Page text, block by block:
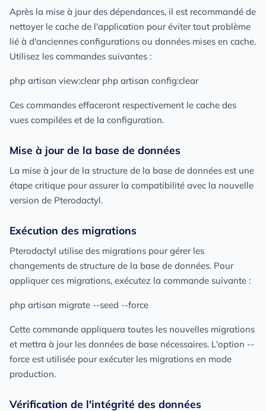
Après la mise à jour des dépendances, il est recommandé de
nettoyer le cache de l'application pour éviter tout problème
lié à d'anciennes configurations ou données mises en cache.
Utilisez les commandes suivantes :
php artisan view:clear php artisan config:clear
Ces commandes effaceront respectivement le cache des
vues compilées et de la configuration.
Mise à jour de la base de données
La mise à jour de la structure de la base de données est une
étape critique pour assurer la compatibilité avec la nouvelle
version de Pterodactyl.
Exécution des migrations
Pterodactyl utilise des migrations pour gérer les
changements de structure de la base de données. Pour
appliquer ces migrations, exécutez la commande suivante :
php artisan migrate --seed --force
Cette commande appliquera toutes les nouvelles migrations
et mettra à jour les données de base nécessaires. L'option --
force est utilisée pour exécuter les migrations en mode
production.
Vérification de l'intégrité des données